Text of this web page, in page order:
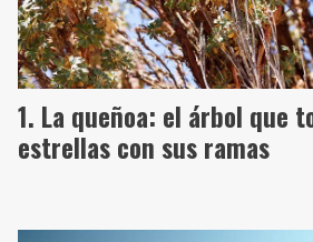
La queñoa: el árbol que
estrellas con sus ramas